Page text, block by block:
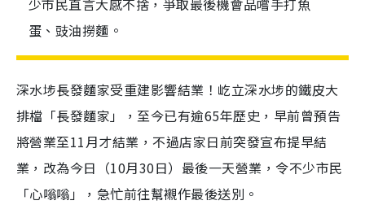
少市民直言大感不捨，爭取最後機會品嚐手打魚
蛋、豉油撈麵。
深水埗長發麵家受重建影響結業！屹立深水埗的鐵皮大
排檔「長發麵家」，至今已有逾65年歷史，早前曾預告
將營業至11月才結業，不過店家日前突發宣布提早結
業，改為今日（10月30日）最後一天營業，令不少市民
「心嗡嗡」，急忙前往幫襯作最後送別。